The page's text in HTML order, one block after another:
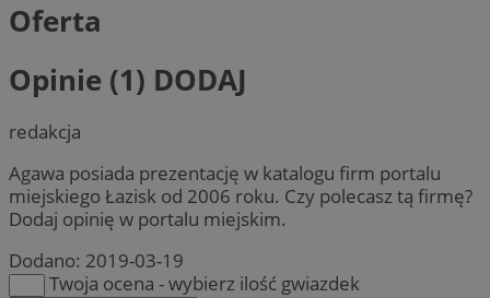
Oferta
Opinie (1) DODAJ
redakcja
Agawa posiada prezentację w katalogu firm portalu
miejskiego Łazisk od 2006 roku. Czy polecasz tą firmę?
Dodaj opinię w portalu miejskim.
Dodano: 2019-03-19
Twoja ocena - wybierz ilość gwiazdek